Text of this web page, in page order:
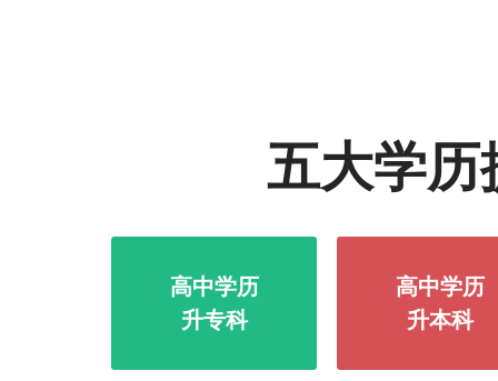
五大学历
高中学历
升专科
高中学历
升本科